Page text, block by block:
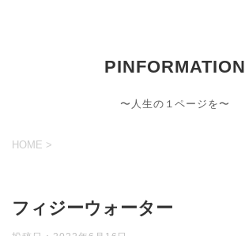
PINFORMATION
〜人生の１ページを〜
HOME >
フィジーウォーター